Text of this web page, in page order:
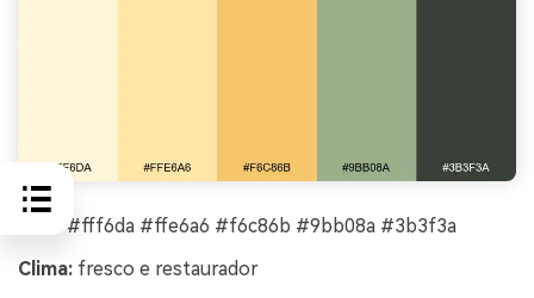
#fff6da #ffe6a6 #f6c86b #9bb08a #3b3f3a
Clima: fresco e restaurador